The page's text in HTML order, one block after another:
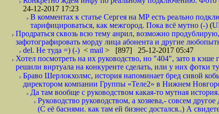
24-12-2017 17:23
В комментах к статье Сергея на МР есть реально
тарифицироваться, как межгород. Пока всё мутно (-) (
Продраться сквозь всю тему анрил, возможно
зафотографировать морду лица абонента и другие
del. Не туда =) (-) < mail > [897] 25-12-2017 05:47
Хотел посмотреть на их руководство, но "404", зато в
решили виртуала на конкуренте сделать, или у них фотки
Браво Шерлокхолмс, история напоминает бред сивой
директором компании Группы «Теле2» в Нижнем
Да там вообще с руководством какая-то мутная
Руководство руководством, а хозяева,- совсем
(С её баснями. как там ей бизнес достался..) А